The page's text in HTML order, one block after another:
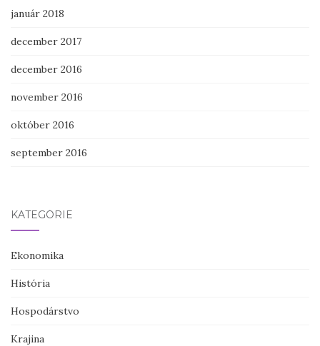
január 2018
december 2017
december 2016
november 2016
október 2016
september 2016
KATEGÓRIE
Ekonomika
História
Hospodárstvo
Krajina